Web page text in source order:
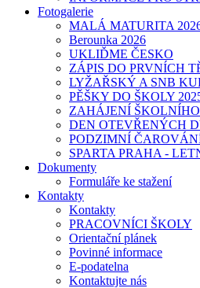
Fotogalerie
MALÁ MATURITA
Berounka 2026
UKLIĎME ČESKO
ZÁPIS DO PRVNÍCH
LYŽAŘSKÝ A SNB
PĚŠKY DO ŠKOLY
ZAHÁJENÍ
DEN OTEVŘENÝCH
PODZIMNÍ
SPARTA PRAHA -
Dokumenty
Formuláře ke stažení
Kontakty
Kontakty
PRACOVNÍCI ŠKOLY
Orientační plánek
Povinné informace
E-podatelna
Kontaktujte nás